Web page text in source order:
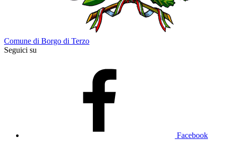
Comune di Borgo di Terzo
Seguici su
Facebook